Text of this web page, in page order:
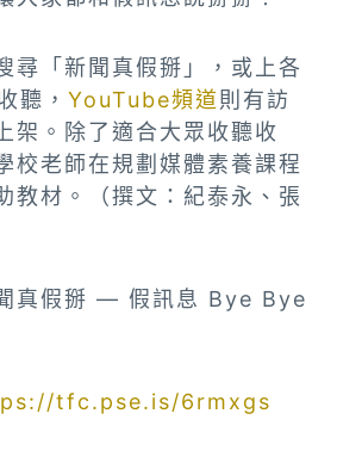
尋「新聞真假掰」，或上各
聽，YouTube頻道則有訪
架。除了適合大眾收聽收
校老師在規劃媒體素養課程
教材。（撰文：紀泰永、張
聞真假掰 — 假訊息 Bye Bye
tfc.pse.is/6rmxgs